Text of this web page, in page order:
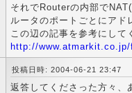
それでRouterの内部で
ルータのポートごとにアド
この辺の記事を参考にして
http://
投稿日時: 2004-06-21 23:47
返答してくださった方々、